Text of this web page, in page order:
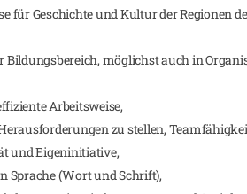
für Geschichte und Kultur der Regionen
möglichst auch in
Arbeitsweise,
zu stellen,
und Eigeninitiative,
Sprache (Wort und Schrift),